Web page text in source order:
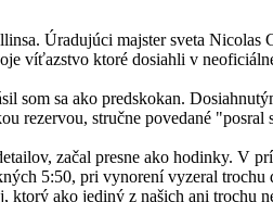
Úradujúci majster sveta Nicolas
víťazstvo ktoré dosiahli v
som sa ako predskokan.
rezervou, stručne povedané
začal presne ako hodinky. V
5:50, pri vynorení vyzeral trochu
ako jediný z našich ani trochu